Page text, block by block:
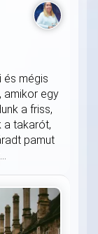
és mégis
amikor egy
a friss,
a takarót,
pamut